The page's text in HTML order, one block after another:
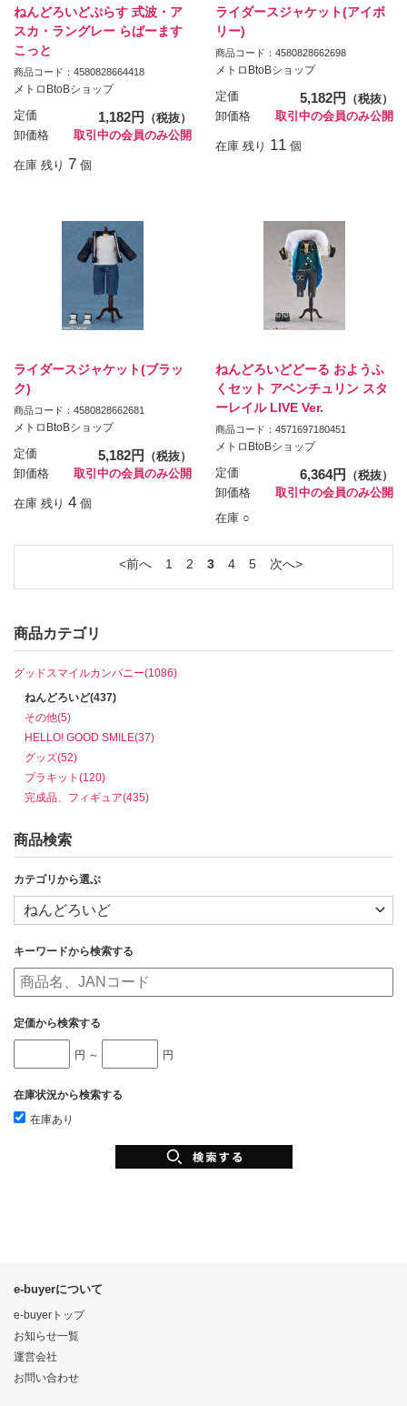
ねんどろいどぷらす 式波・ア
スカ・ラングレー らばーます
こっと
商品コード：4580828664418
メトロBtoBショップ
定価 1,182円
（税抜）
卸価格
取引中の会員のみ公開
在庫 残り 7 個
ライダースジャケット(アイボ
リー)
商品コード：4580828662698
メトロBtoBショップ
定価 5,182円
（税抜）
卸価格
取引中の会員のみ公開
在庫 残り 11 個
ライダースジャケット(ブラッ
ク)
商品コード：4580828662681
メトロBtoBショップ
定価 5,182円
（税抜）
卸価格
取引中の会員のみ公開
在庫 残り 4 個
ねんどろいどどーる おようふ
くセット アベンチュリン スタ
ーレイル LIVE Ver.
商品コード：4571697180451
メトロBtoBショップ
定価 6,364円
（税抜）
卸価格
取引中の会員のみ公開
在庫 ○
前へ 1 2 3 4 5 次へ
商品カテゴリ
グッドスマイルカンパニー(1086)
ねんどろいど(437)
その他(5)
HELLO! GOOD SMILE(37)
グッズ(52)
プラキット(120)
完成品、フィギュア(435)
商品検索
カテゴリから選ぶ
キーワードから検索する
定価から検索する
円 ～ 円
在庫状況から検索する
在庫あり
e-buyerについて
e-buyerトップ
お知らせ一覧
運営会社
お問い合わせ